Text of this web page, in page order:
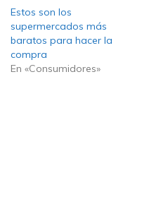
Estos son los
supermercados más
baratos para hacer la
compra
En «Consumidores»